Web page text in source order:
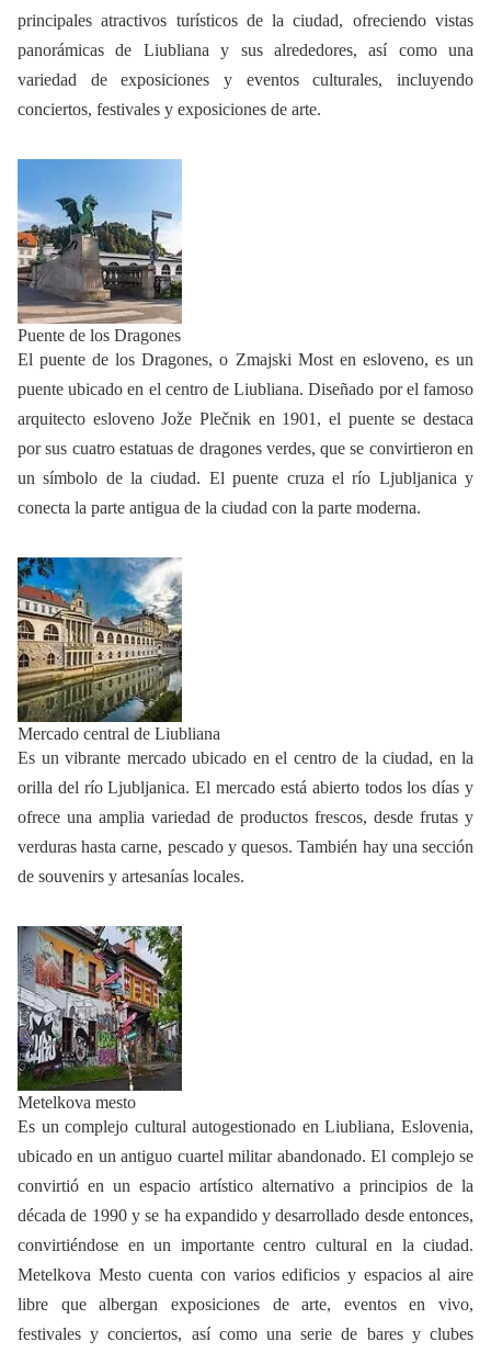
principales atractivos turísticos de la ciudad, ofreciendo vistas
panorámicas de Liubliana y sus alrededores, así como una
variedad de exposiciones y eventos culturales, incluyendo
conciertos, festivales y exposiciones de arte.
Puente de los Dragones
El puente de los Dragones, o Zmajski Most en esloveno, es un
puente ubicado en el centro de Liubliana. Diseñado por el famoso
arquitecto esloveno Jože Plečnik en 1901, el puente se destaca
por sus cuatro estatuas de dragones verdes, que se convirtieron en
un símbolo de la ciudad. El puente cruza el río Ljubljanica y
conecta la parte antigua de la ciudad con la parte moderna.
Mercado central de Liubliana
Es un vibrante mercado ubicado en el centro de la ciudad, en la
orilla del río Ljubljanica. El mercado está abierto todos los días y
ofrece una amplia variedad de productos frescos, desde frutas y
verduras hasta carne, pescado y quesos. También hay una sección
de souvenirs y artesanías locales.
Metelkova mesto
Es un complejo cultural autogestionado en Liubliana, Eslovenia,
ubicado en un antiguo cuartel militar abandonado. El complejo se
convirtió en un espacio artístico alternativo a principios de la
década de 1990 y se ha expandido y desarrollado desde entonces,
convirtiéndose en un importante centro cultural en la ciudad.
Metelkova Mesto cuenta con varios edificios y espacios al aire
libre que albergan exposiciones de arte, eventos en vivo,
festivales y conciertos, así como una serie de bares y clubes